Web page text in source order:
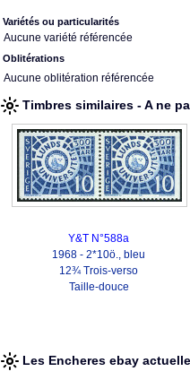
Variétés ou particularités
Aucune variété référencée
Oblitérations
Aucune oblitération référencée
Timbres similaires - A ne
Y&T N°588a
1968 - 2*10ö., bleu
12¾ Trois-verso
Taille-douce
Les Encheres ebay